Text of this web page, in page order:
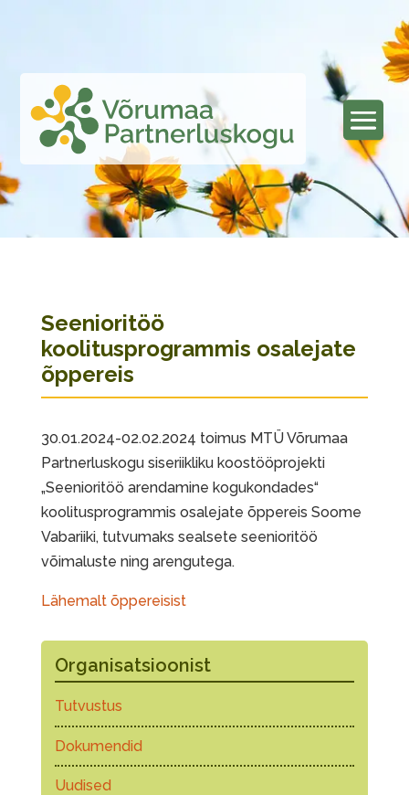
Seenioritöö
koolitusprogrammis osalejate
õppereis
30.01.2024-02.02.2024 toimus MTÜ Võrumaa
Partnerluskogu siseriikliku koostööprojekti
„Seenioritöö arendamine kogukondades“
koolitusprogrammis osalejate õppereis Soome
Vabariiki, tutvumaks sealsete seenioritöö
võimaluste ning arengutega.
Lähemalt õppereisist
Organisatsioonist
Tutvustus
Dokumendid
Uudised